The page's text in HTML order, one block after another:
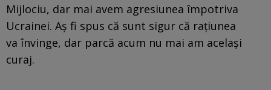
Mijlociu, dar mai avem agresiunea împotriva
Ucrainei. Aș fi spus că sunt sigur că rațiunea
va învinge, dar parcă acum nu mai am același
curaj.